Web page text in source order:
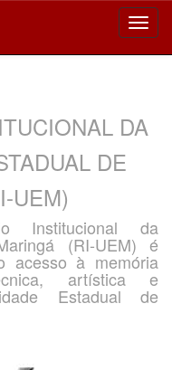
DA
DE
UEM)
Institucional da
(RI-UEM) é
acesso à memória
artística e
Estadual de